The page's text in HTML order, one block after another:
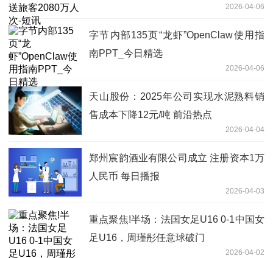
2026-04-06
字节内部135页“龙虾”OpenClaw使用指
南PPT_今日精选
2026-04-06
天山股份：2025年公司实现水泥熟料销
售成本下降12元/吨 前沿热点
2026-04-04
郑州宸韵酒业有限公司成立 注册资本1万
人民币 每日播报
2026-04-03
重点聚焦!半场：法国女足U16 0-1中国女
足U16，周瑾彤任意球破门
2026-04-02